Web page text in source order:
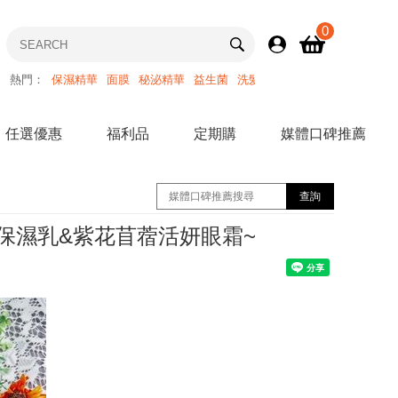
熱門： 保濕精華 面膜 秘泌精華 益生菌 洗髮精
0
任選優惠 福利品 定期購 媒體口碑推薦
濕乳&紫花苜蓿活妍眼霜~